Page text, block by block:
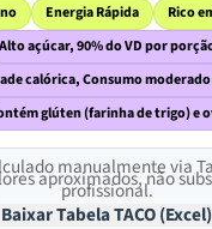
Energia Rápida
Rico
Alto açúcar, 90% do VD por
calórica, Consumo
glúten (farinha de trigo) e
manualmente via
aproximados, não
profissional.
Baixar Tabela TACO (Excel)